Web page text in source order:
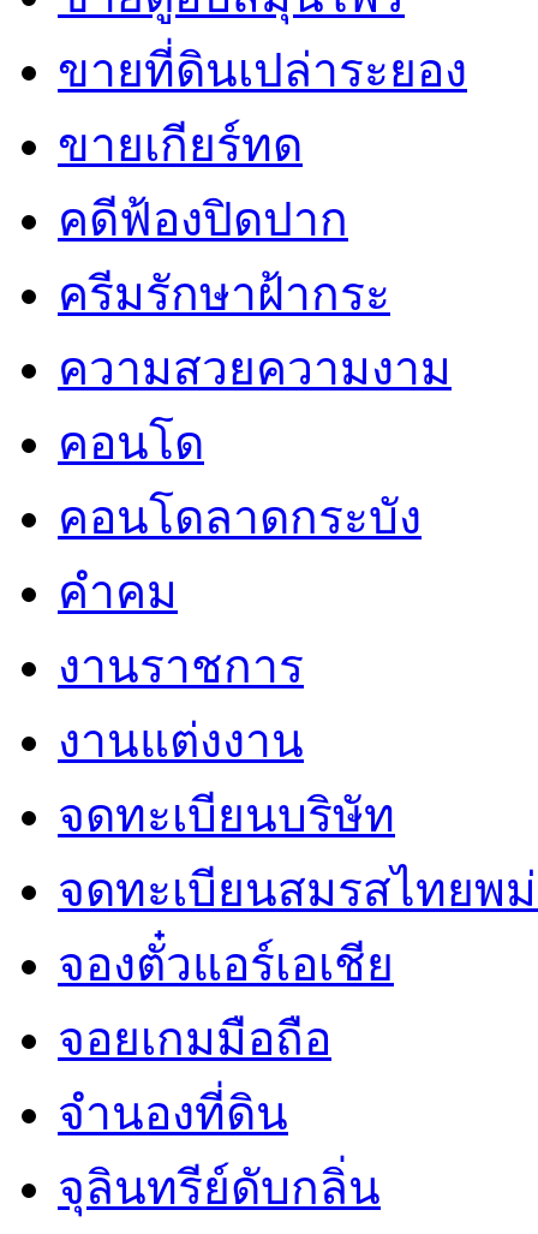
ขายที่ดินเปล่าระยอง
ขายเกียร์ทด
คดีฟ้องปิดปาก
ครีมรักษาฝ้ากระ
ความสวยความงาม
คอนโด
คอนโดลาดกระบัง
คำคม
งานราชการ
งานแต่งงาน
จดทะเบียนบริษัท
จดทะเบียนสมรสไทยพ
จองตั๋วแอร์เอเชีย
จอยเกมมือถือ
จำนองที่ดิน
จุลินทรีย์ดับกลิ่น